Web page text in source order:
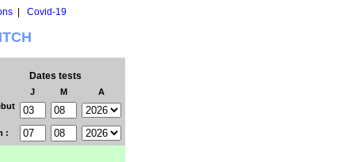
| Covid-19
Dates tests
J M
A
: